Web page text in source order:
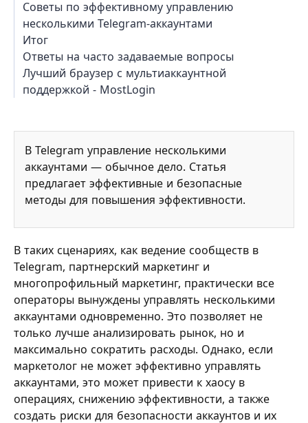
Советы по эффективному управлению
несколькими Telegram-аккаунтами
Итог
Ответы на часто задаваемые вопросы
Лучший браузер с мультиаккаунтной
поддержкой - MostLogin
В Telegram управление несколькими
аккаунтами — обычное дело. Статья
предлагает эффективные и безопасные
методы для повышения эффективности.
В таких сценариях, как ведение сообществ в
Telegram, партнерский маркетинг и
многопрофильный маркетинг, практически все
операторы вынуждены управлять несколькими
аккаунтами одновременно. Это позволяет не
только лучше анализировать рынок, но и
максимально сократить расходы. Однако, если
маркетолог не может эффективно управлять
аккаунтами, это может привести к хаосу в
операциях, снижению эффективности, а также
создать риски для безопасности аккаунтов и их